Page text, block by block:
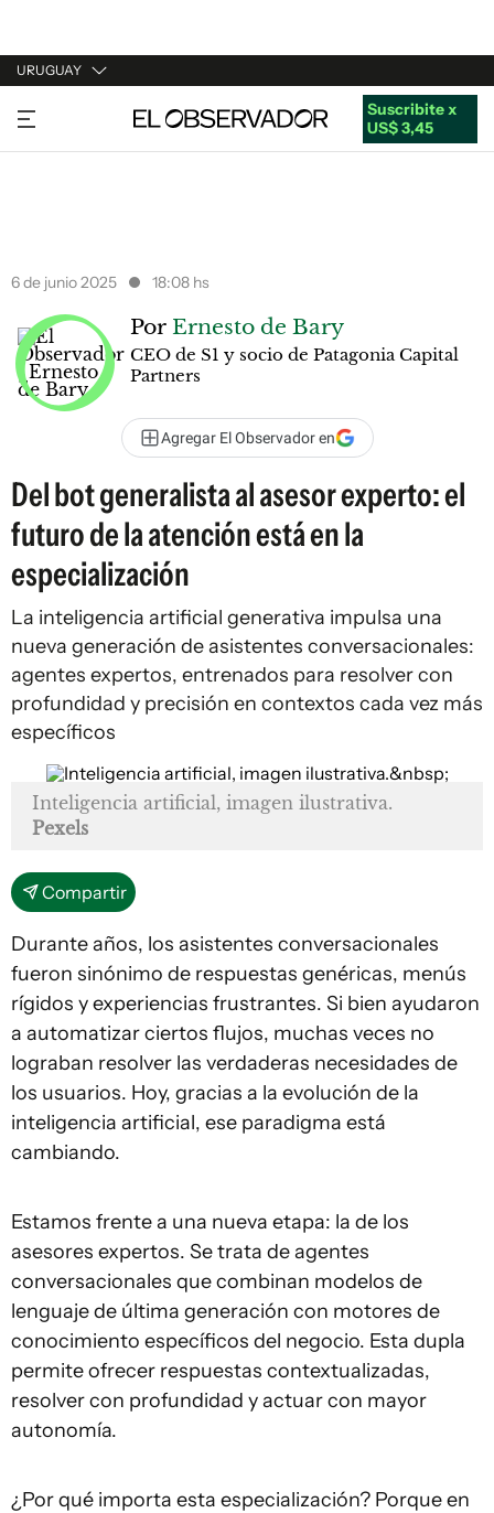
URUGUAY
URUGUAY
ARGENTINA
Suscribite x
US$ 3,45
6 de junio 2025 18:08 hs
Por Ernesto de Bary
CEO de S1 y socio de Patagonia Capital
Partners
Agregar El Observador en
Del bot generalista al asesor experto: el
futuro de la atención está en la
especialización
La inteligencia artificial generativa impulsa una
nueva generación de asistentes conversacionales:
agentes expertos, entrenados para resolver con
profundidad y precisión en contextos cada vez más
específicos
Inteligencia artificial, imagen ilustrativa.
Pexels
Compartir
Durante años, los asistentes conversacionales
fueron sinónimo de respuestas genéricas, menús
rígidos y experiencias frustrantes. Si bien ayudaron
a automatizar ciertos flujos, muchas veces no
lograban resolver las verdaderas necesidades de
los usuarios. Hoy, gracias a la evolución de la
inteligencia artificial, ese paradigma está
cambiando.
Estamos frente a una nueva etapa: la de los
asesores expertos. Se trata de agentes
conversacionales que combinan modelos de
lenguaje de última generación con motores de
conocimiento específicos del negocio. Esta dupla
permite ofrecer respuestas contextualizadas,
resolver con profundidad y actuar con mayor
autonomía.
¿Por qué importa esta especialización? Porque en